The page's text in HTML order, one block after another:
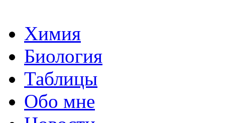
Химия
Биология
Таблицы
Обо мне